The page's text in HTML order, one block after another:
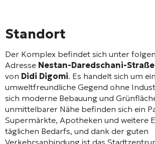
Standort
Der Komplex befindet sich unter
Adresse Nestan-Daredschani-Straße
von Didi Digomi. Es handelt sich um
umweltfreundliche Gegend ohne
sich moderne Bebauung und
unmittelbarer Nähe befinden sich ein
Supermärkte, Apotheken und weitere
täglichen Bedarfs, und dank der guten
Verkehrsanbindung ist das